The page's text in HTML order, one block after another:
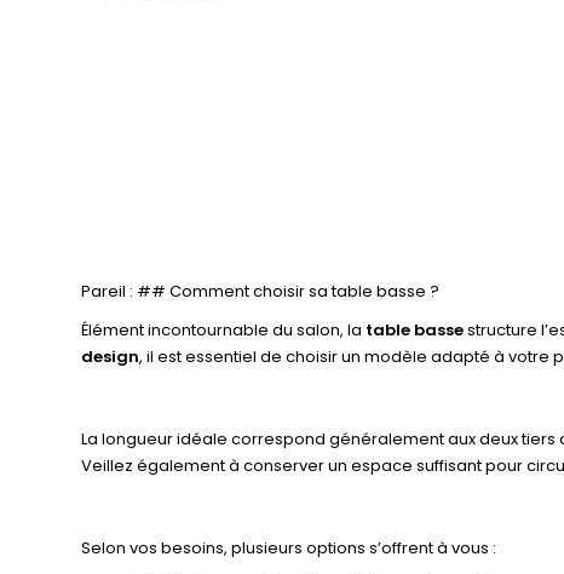
Pareil : ## Comment choisir sa table basse ?
Élément incontournable du salon, la table bassestructure
design, il est essentiel de choisir un modèle adapté à votre
La longueur idéale correspond généralement aux deux
Veillez également à conserver un espace suffisant pour
Selon vos besoins, plusieurs options s’offrent à vous :